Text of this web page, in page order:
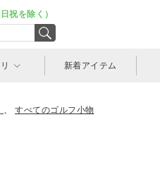
祝を除く）
新着アイテム
、 すべてのゴルフ小物